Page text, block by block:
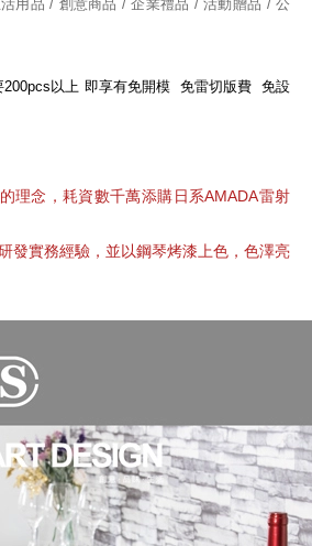
用品 / 創意商品 / 企業禮品 / 活動贈品 / 公
200pcs以上 即享有免開模 免雷切版費 免設
理念，耗資數千萬添購日系AMADA雷射
發實務經驗，並以鋼琴烤漆上色，色澤亮